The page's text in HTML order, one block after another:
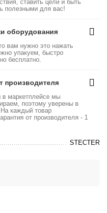
ставить цели и быть
полезными для вас!
оборудования
вам нужно это нажать
упакуем, быстро
бесплатно.
производителя
в маркетплейсе мы
поэтому уверены в
На каждый товар
от производителя - 1
STECTER